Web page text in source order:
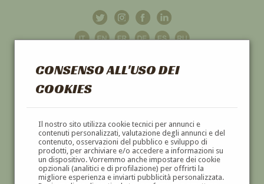
CONSENSO ALL'USO DEI
COOKIES
Il nostro sito utilizza cookie tecnici per annunci e
contenuti personalizzati, valutazione degli annunci e del
contenuto, osservazioni del pubblico e sviluppo di
prodotti, per archiviare e/o accedere a informazioni su
un dispositivo. Vorremmo anche impostare dei cookie
opzionali (analitici e di profilazione) per offrirti la
migliore esperienza e inviarti pubblicità personalizzata.
GALLERIAD'ARTE
DIPINTI E SCULTURE '800 E '900